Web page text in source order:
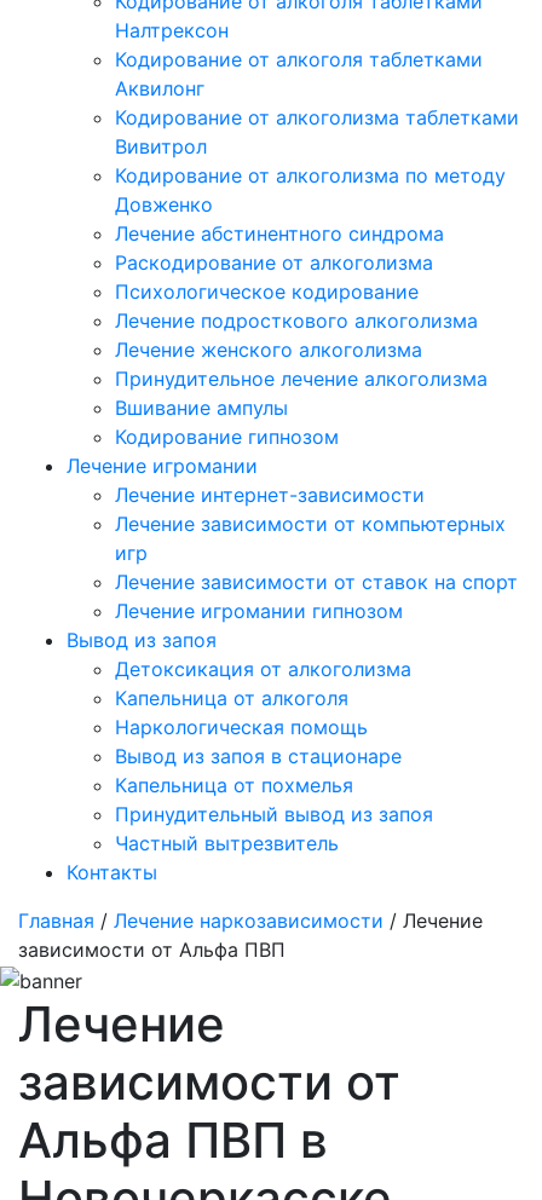
Налтрексон
Кодирование от алкоголя таблетками
Аквилонг
Кодирование от алкоголизма таблетками
Вивитрол
Кодирование от алкоголизма по методу
Довженко
Лечение абстинентного синдрома
Раскодирование от алкоголизма
Психологическое кодирование
Лечение подросткового алкоголизма
Лечение женского алкоголизма
Принудительное лечение алкоголизма
Вшивание ампулы
Кодирование гипнозом
Лечение игромании
Лечение интернет-зависимости
Лечение зависимости от компьютерных
игр
Лечение зависимости от ставок на спорт
Лечение игромании гипнозом
Вывод из запоя
Детоксикация от алкоголизма
Капельница от алкоголя
Наркологическая помощь
Вывод из запоя в стационаре
Капельница от похмелья
Принудительный вывод из запоя
Частный вытрезвитель
Контакты
Главная / Лечение наркозависимости / Лечение
зависимости от Альфа ПВП
Лечение
зависимости от
Альфа ПВП в